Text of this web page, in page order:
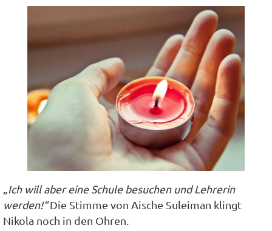
„Ich will aber eine Schule besuchen und Lehrerin
werden!“Die Stimme von Aische Suleiman klingt
Nikola noch in den Ohren.